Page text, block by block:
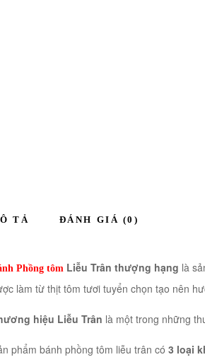
TẢ ĐÁNH GIÁ (0)
Phồng tôm Liễu Trân thượng hạng là
làm từ thịt tôm tươi tuyển chọn tạo nên
hiệu Liễu Trân là một trong những
phẩm bánh phồng tôm liễu trân có 3 loại